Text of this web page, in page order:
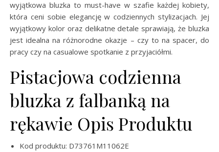
wyjątkowa bluzka to must-have w szafie każdej kobiety,
która ceni sobie elegancję w codziennych stylizacjach. Jej
wyjątkowy kolor oraz delikatne detale sprawiają, że bluzka
jest idealna na różnorodne okazje – czy to na spacer, do
pracy czy na casualowe spotkanie z przyjaciółmi.
Pistacjowa codzienna
bluzka z falbanką na
rękawie Opis Produktu
Kod produktu: D73761M11062E